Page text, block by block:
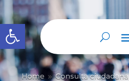
Abrir barra de herramientas
Home 9 Consulta ciudadana